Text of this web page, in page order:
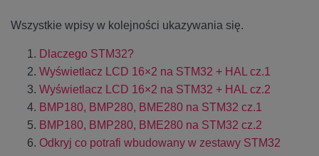
Wszystkie wpisy w kolejności ukazywania się.
Dlaczego STM32?
Wyświetlacz LCD 16×2 na STM32 + HAL cz.1
Wyświetlacz LCD 16×2 na STM32 + HAL cz.2
BMP180, BMP280, BME280 na STM32 cz.1
BMP180, BMP280, BME280 na STM32 cz.2
Odkryj co potrafi wbudowany w zestawy STM32